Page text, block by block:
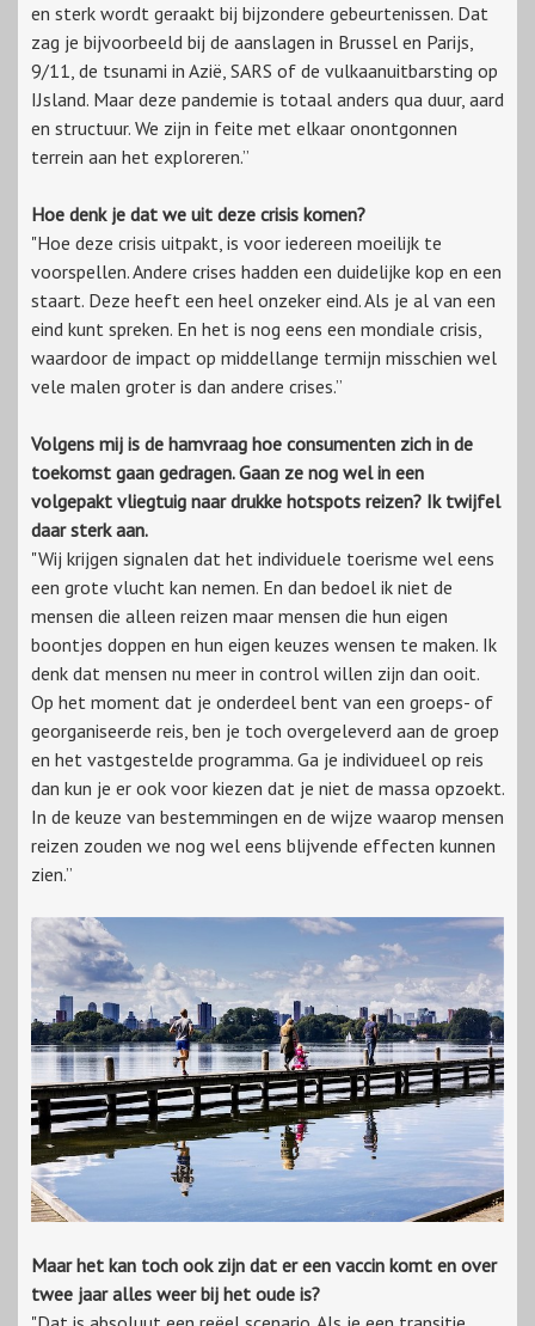
en sterk wordt geraakt bij bijzondere gebeurtenissen. Dat
zag je bijvoorbeeld bij de aanslagen in Brussel en Parijs,
9/11, de tsunami in Azië, SARS of de vulkaanuitbarsting op
IJsland. Maar deze pandemie is totaal anders qua duur, aard
en structuur. We zijn in feite met elkaar onontgonnen
terrein aan het exploreren.”
Hoe denk je dat we uit deze crisis komen?
"Hoe deze crisis uitpakt, is voor iedereen moeilijk te
voorspellen. Andere crises hadden een duidelijke kop en een
staart. Deze heeft een heel onzeker eind. Als je al van een
eind kunt spreken. En het is nog eens een mondiale crisis,
waardoor de impact op middellange termijn misschien wel
vele malen groter is dan andere crises.”
Volgens mij is de hamvraag hoe consumenten zich in de
toekomst gaan gedragen. Gaan ze nog wel in een
volgepakt vliegtuig naar drukke hotspots reizen? Ik twijfel
daar sterk aan.
"Wij krijgen signalen dat het individuele toerisme wel eens
een grote vlucht kan nemen. En dan bedoel ik niet de
mensen die alleen reizen maar mensen die hun eigen
boontjes doppen en hun eigen keuzes wensen te maken. Ik
denk dat mensen nu meer in control willen zijn dan ooit.
Op het moment dat je onderdeel bent van een groeps- of
georganiseerde reis, ben je toch overgeleverd aan de groep
en het vastgestelde programma. Ga je individueel op reis
dan kun je er ook voor kiezen dat je niet de massa opzoekt.
In de keuze van bestemmingen en de wijze waarop mensen
reizen zouden we nog wel eens blijvende effecten kunnen
zien.”
Maar het kan toch ook zijn dat er een vaccin komt en over
twee jaar alles weer bij het oude is?